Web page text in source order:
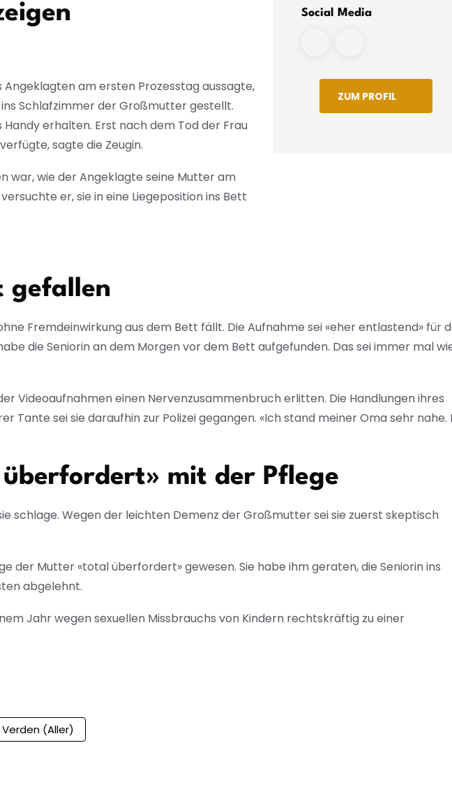
am ersten Prozesstag aussagte,
Schlafzimmer der Großmutter gestellt.
erhalten. Erst nach dem Tod der Frau
sagte die Zeugin.
war, wie der Angeklagte seine Mutter am
er, sie in eine Liegeposition ins Bett
Social Media
ZUM PROFIL
gefallen
Fremdeinwirkung aus dem Bett fällt. Die Aufnahme sei «eher entlastend» für
die Seniorin an dem Morgen vor dem Bett aufgefunden. Das sei immer mal
Videoaufnahmen einen Nervenzusammenbruch erlitten. Die Handlungen ihres
Tante sei sie daraufhin zur Polizei gegangen. «Ich stand meiner Oma sehr nahe.
mit der Pflege
schlage. Wegen der leichten Demenz der Großmutter sei sie zuerst skeptisch
der Mutter «total überfordert» gewesen. Sie habe ihm geraten, die Seniorin ins
abgelehnt.
Jahr wegen sexuellen Missbrauchs von Kindern rechtskräftig zu einer
Verden (Aller)